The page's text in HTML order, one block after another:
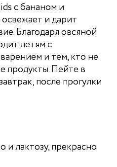
с бананом и
и дарит
Благодаря овсяной
детям с
и тем, кто не
продукты. Пейте в
после прогулки
лактозу, прекрасно